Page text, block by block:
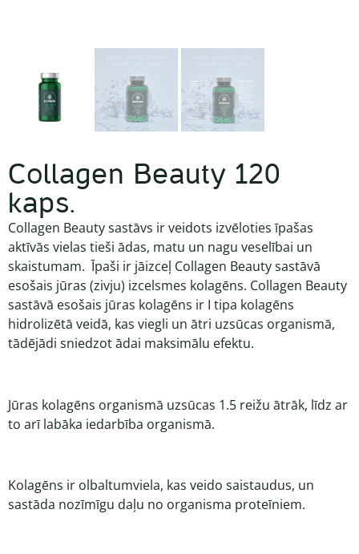
Collagen Beauty 120
kaps.
Collagen Beauty sastāvs ir veidots izvēloties īpašas
aktīvās vielas tieši ādas, matu un nagu veselībai un
skaistumam. Īpaši ir jāizceļ Collagen Beauty sastāvā
esošais jūras (zivju) izcelsmes kolagēns. Collagen Beauty
sastāvā esošais jūras kolagēns ir I tipa kolagēns
hidrolizētā veidā, kas viegli un ātri uzsūcas organismā,
tādējādi sniedzot ādai maksimālu efektu.
Jūras kolagēns organismā uzsūcas 1.5 reižu ātrāk, līdz ar
to arī labāka iedarbība organismā.
Kolagēns ir olbaltumviela, kas veido saistaudus, un
sastāda nozīmīgu daļu no organisma proteīniem.